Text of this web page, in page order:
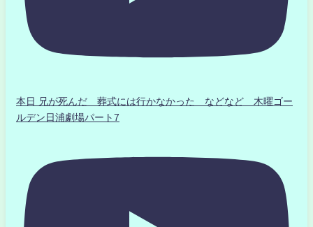
本日 兄が死んだ 葬式には行かなかった などなど 木曜ゴー
ルデン日浦劇場パート7